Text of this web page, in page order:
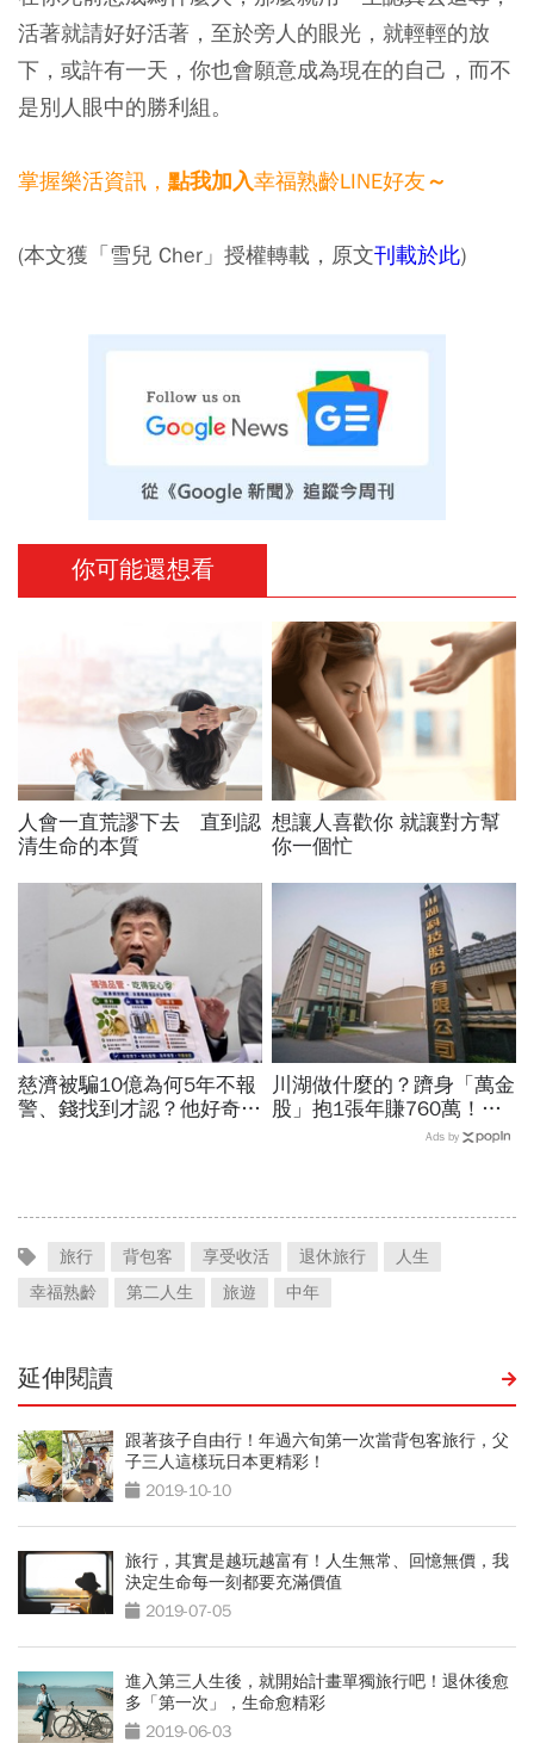
活著就請好好活著，至於旁人的眼光，就輕輕的放
下，或許有一天，你也會願意成為現在的自己，而不
是別人眼中的勝利組。
掌握樂活資訊， 點我加入幸福熟齡LINE好友 ～
(本文獲「雪兒 Cher」授權轉載，原文刊載於此)
你可能還想看
人會一直荒謬下去 直到認
清生命的本質
想讓人喜歡你 就讓對方幫
你一個忙
慈濟被騙10億為何5年不報
警、錢找到才認？他好奇：
川湖做什麼的？躋身「萬金
股」抱1張年賺760萬！傳
產鐵工廠如何翻身「只有兩
Ads by
旅行 背包客 享受收活 退休旅行
人生
幸福熟齡
第二人生 旅遊 中年
延伸閱讀
跟著孩子自由行！年過六旬第一次當背包客旅行，父
子三人這樣玩日本更精彩！
2019-10-10
旅行，其實是越玩越富有！人生無常、回憶無價，我
決定生命每一刻都要充滿價值
2019-07-05
進入第三人生後，就開始計畫單獨旅行吧！退休後愈
多「第一次」，生命愈精彩
2019-06-03